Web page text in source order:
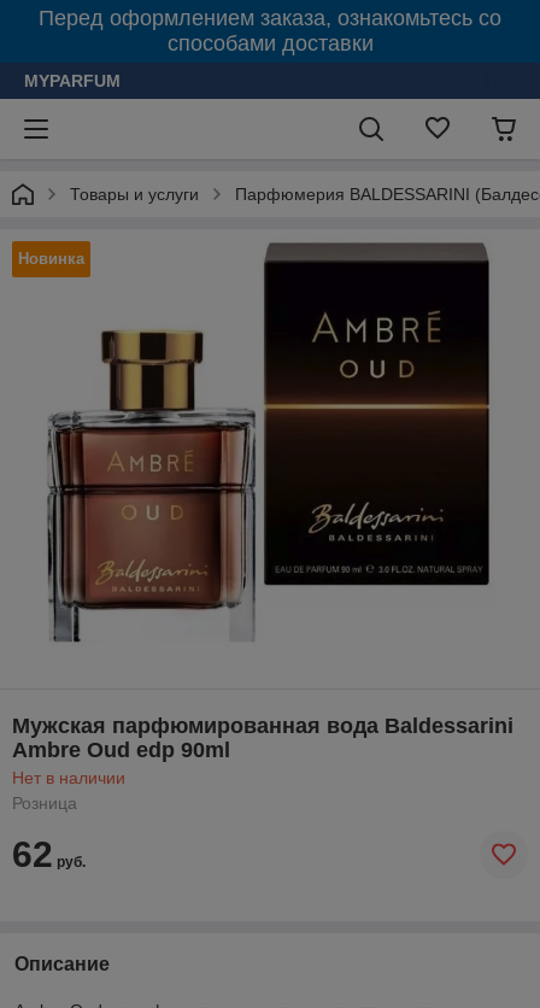
Перед оформлением заказа, ознакомьтесь со
способами доставки
MYPARFUM
Товары и услуги Парфюмерия BALDESSARINI
Новинка
Мужская парфюмированная вода Baldessarini
Ambre Oud edp 90ml
Нет в наличии
Розница
62 руб.
Описание